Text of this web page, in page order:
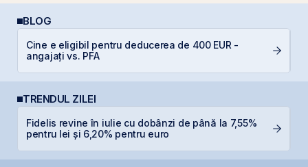
BLOG
Cine e eligibil pentru deducerea de 400 EUR -
angajați vs. PFA
TRENDUL ZILEI
Fidelis revine în iulie cu dobânzi de până la 7,55%
pentru lei și 6,20% pentru euro